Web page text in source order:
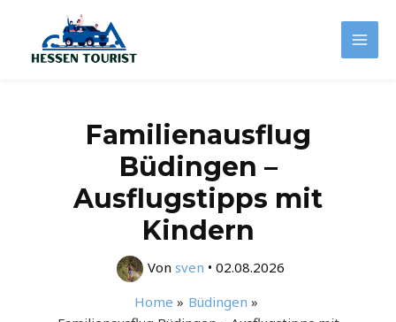
springen
Main
Familienausflug
Büdingen –
Ausflugstipps mit
Kindern
Von sven • 02.08.2026
Home
Büdingen